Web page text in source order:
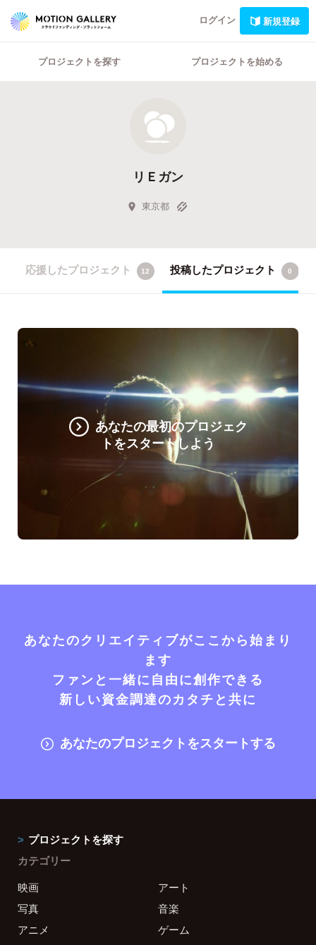
ログイン 新規登録
プロジェクトを探す プロジェクトを始める
リＥガン
東京都
応援したプロジェクト 12 投稿したプロジェクト 0
あなたの最初のプロジェク
トをスタートしよう
あなたのクリエイティブがここから始まり
ます
ファンと一緒に自由に創作できる
新しい資金調達のカタチと共に
あなたのプロジェクトをスタートする
プロジェクトを探す
カテゴリー
映画
アート
写真
音楽
アニメ
ゲーム